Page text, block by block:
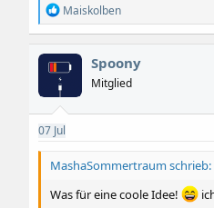
R
e
a
k
t
o
n
e
n
Maiskolben
Spoony
Mitglied
07 Jul
MashaSommertraum schrieb:
Was für eine coole Idee!